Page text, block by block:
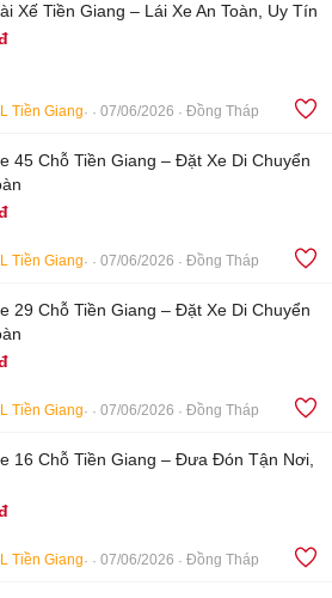
Xế Tiền Giang – Lái Xe An Toàn, Uy Tín
Tiền Giang 07/06/2026 Đồng Tháp
45 Chỗ Tiền Giang – Đặt Xe Di Chuyển
Tiền Giang 07/06/2026 Đồng Tháp
29 Chỗ Tiền Giang – Đặt Xe Di Chuyển
Tiền Giang 07/06/2026 Đồng Tháp
16 Chỗ Tiền Giang – Đưa Đón Tận Nơi,
Tiền Giang 07/06/2026 Đồng Tháp